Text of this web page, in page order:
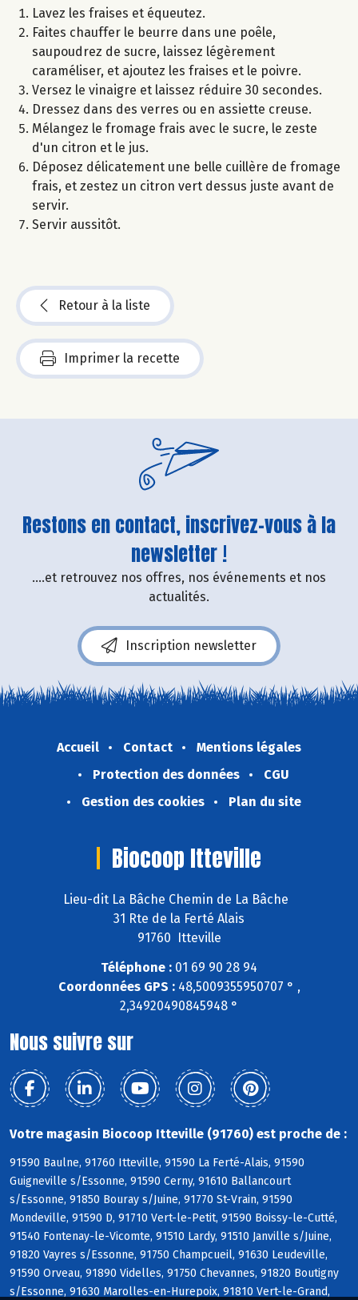
Lavez les fraises et équeutez.
Faites chauffer le beurre dans une poêle,
saupoudrez de sucre, laissez légèrement
caraméliser, et ajoutez les fraises et le poivre.
Versez le vinaigre et laissez réduire 30 secondes.
Dressez dans des verres ou en assiette creuse.
Mélangez le fromage frais avec le sucre, le zeste
d'un citron et le jus.
Déposez délicatement une belle cuillère de fromage
frais, et zestez un citron vert dessus juste avant de
servir.
Servir aussitôt.
Retour à la liste
Imprimer la recette
Restons en contact, inscrivez-vous à la
newsletter !
....et retrouvez nos offres, nos événements et nos
actualités.
Inscription newsletter
Accueil Contact
Mentions légales
Protection des données
CGU
Gestion des cookies
Plan du site
Biocoop Itteville
Lieu-dit La Bâche Chemin de La Bâche
31 Rte de la Ferté Alais
91760 Itteville
Téléphone : 01 69 90 28 94
Coordonnées GPS :48,5009355950707 ° ,
2,34920490845948 °
Nous suivre sur
Votre magasin Biocoop Itteville (91760) est proche de :
91590 Baulne, 91760 Itteville, 91590 La Ferté-Alais, 91590
Guigneville s/Essonne, 91590 Cerny, 91610 Ballancourt
s/Essonne, 91850 Bouray s/Juine, 91770 St-Vrain, 91590
Mondeville, 91590 D, 91710 Vert-le-Petit, 91590 Boissy-le-Cutté,
91540 Fontenay-le-Vicomte, 91510 Lardy, 91510 Janville s/Juine,
91820 Vayres s/Essonne, 91750 Champcueil, 91630 Leudeville,
91590 Orveau, 91890 Videlles, 91750 Chevannes, 91820 Boutigny
s/Essonne, 91630 Marolles-en-Hurepoix, 91810 Vert-le-Grand,